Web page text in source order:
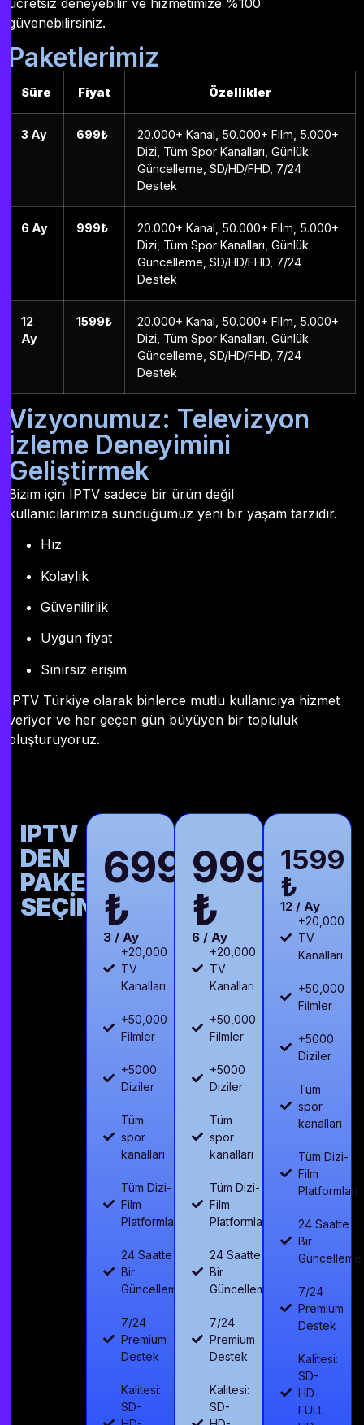
ücretsiz deneyebilir ve hizmetimize %100
güvenebilirsiniz.
Paketlerimiz
Süre Fiyat Özellikler
3 Ay 699₺
20.000+ Kanal, 50.000+ Film, 5.000+
Dizi, Tüm Spor Kanalları, Günlük
Güncelleme, SD/HD/FHD, 7/24
Destek
6 Ay 999₺
20.000+ Kanal, 50.000+ Film, 5.000+
Dizi, Tüm Spor Kanalları, Günlük
Güncelleme, SD/HD/FHD, 7/24
Destek
12
Ay
1599₺
20.000+ Kanal, 50.000+ Film, 5.000+
Dizi, Tüm Spor Kanalları, Günlük
Güncelleme, SD/HD/FHD, 7/24
Destek
Vizyonumuz: Televizyon
İzleme Deneyimini
Geliştirmek
Bizim için IPTV sadece bir ürün değil
kullanıcılarımıza sunduğumuz yeni bir yaşam tarzıdır.
Hız
Kolaylık
Güvenilirlik
Uygun fiyat
Sınırsız erişim
IPTV Türkiye olarak binlerce mutlu kullanıcıya hizmet
veriyor ve her geçen gün büyüyen bir topluluk
oluşturuyoruz.
IPTV
DEN
PAKETİNİZİ
SEÇİN
699
₺
3 / Ay
+20,000
TV
Kanalları
+50,000
Filmler
+5000
Diziler
Tüm
spor
kanalları
Tüm Dizi-
Film
Platformları
24 Saatte
Bir
Güncelleme
7/24
Premium
Destek
Kalitesi:
SD-
999
₺
6 / Ay
+20,000
TV
Kanalları
+50,000
Filmler
+5000
Diziler
Tüm
spor
kanalları
Tüm Dizi-
Film
Platformları
24 Saatte
Bir
Güncelleme
7/24
Premium
Destek
Kalitesi:
SD-
1599
₺
12 / Ay
+20,000
TV
Kanalları
+50,000
Filmler
+5000
Diziler
Tüm
spor
kanalları
Tüm Dizi-
Film
Platformları
24 Saatte
Bir
Güncelleme
7/24
Premium
Destek
Kalitesi:
SD-
HD-
FULL